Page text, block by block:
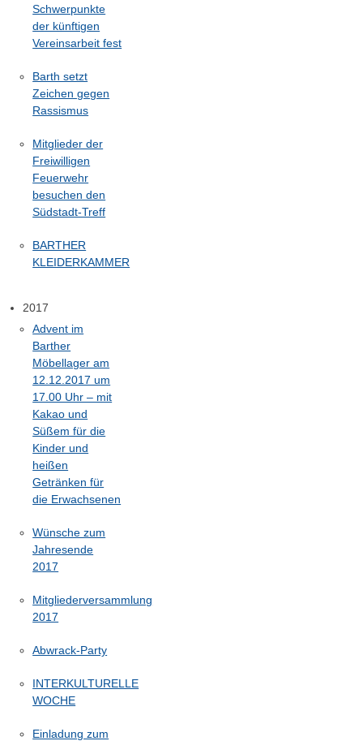
Schwerpunkte
der künftigen
Vereinsarbeit fest
Barth setzt
Zeichen gegen
Rassismus
Mitglieder der
Freiwilligen
Feuerwehr
besuchen den
Südstadt-Treff
BARTHER
KLEIDERKAMMER
2017
Advent im
Barther
Möbellager am
12.12.2017 um
17.00 Uhr – mit
Kakao und
Süßem für die
Kinder und
heißen
Getränken für
die Erwachsenen
Wünsche zum
Jahresende
2017
Mitgliederversammlung
2017
Abwrack-Party
INTERKULTURELLE
WOCHE
Einladung zum